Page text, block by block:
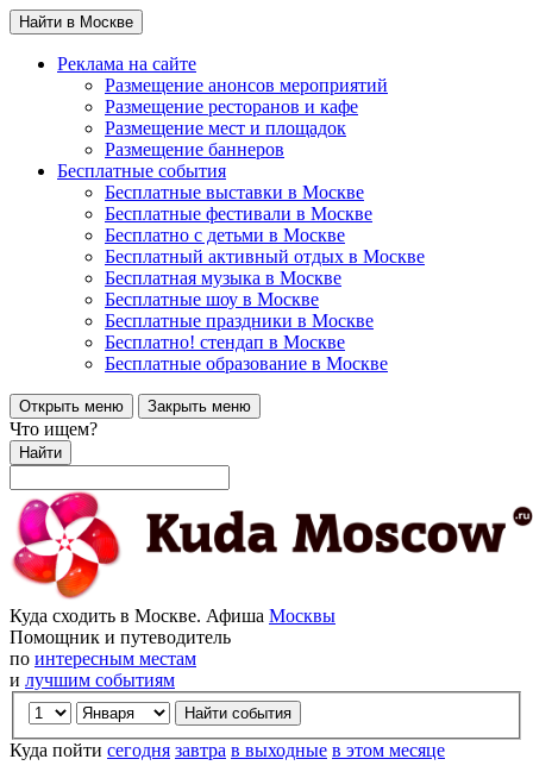
Найти в Москве
Реклама на сайте
Размещение анонсов мероприятий
Размещение ресторанов и кафе
Размещение мест и площадок
Размещение баннеров
Бесплатные события
Бесплатные выставки в Москве
Бесплатные фестивали в Москве
Бесплатно с детьми в Москве
Бесплатный активный отдых в Москве
Бесплатная музыка в Москве
Бесплатные шоу в Москве
Бесплатные праздники в Москве
Бесплатно! стендап в Москве
Бесплатные образование в Москве
Открыть меню Закрыть меню
Что ищем?
Найти
Куда сходить в Москве. Афиша Москвы
Помощник и путеводитель
по интересным местам
и лучшим событиям
Куда пойти сегодня завтра в выходные в этом месяце